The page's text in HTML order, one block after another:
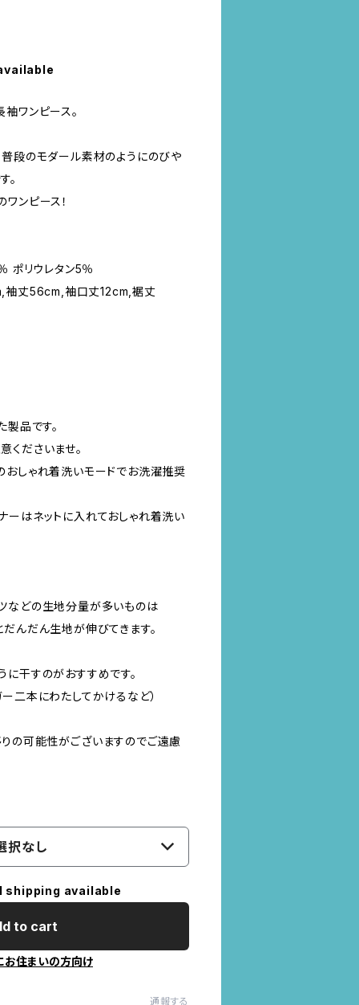
ワンピース。
普段のモダール素材のようにのびや
。
ンピース！
ポリウレタン5％
袖丈56cm,袖口丈12cm,裾丈
製品です。
くださいませ。
おしゃれ着洗いモードでお洗濯推奨
ーはネットに入れておしゃれ着洗い
などの生地分量が多いものは
んだん生地が伸びてきます。
干すのがおすすめです。
二本にわたしてかけるなど）
の可能性がございますのでご遠慮
択なし
shipping available
to cart
お住まいの方向け
通報する